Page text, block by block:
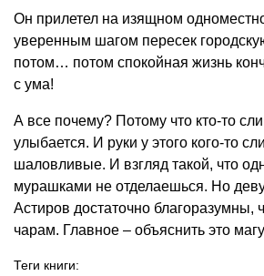
Он прилетел на изящном
уверенным шагом пересек
потом… потом спокойная жизнь
с ума!
А все почему? Потому что кто-то
улыбается. И руки у этого кого-то
шаловливые. И взгляд такой, что
мурашками не отделаешься. Но
Астиров достаточно благоразумны,
чарам. Главное – объяснить это
Теги книги: